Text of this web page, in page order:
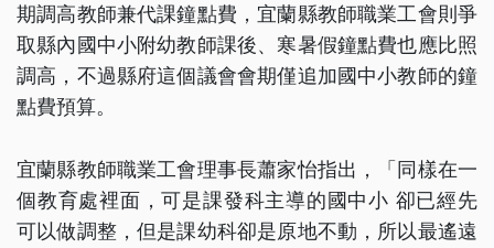
期調高教師兼代課鐘點費，宜蘭縣教師職業工會則爭
取縣內國中小附幼教師課後、寒暑假鐘點費也應比照
調高，不過縣府這個議會會期僅追加國中小教師的鐘
點費預算。
宜蘭縣教師職業工會理事長蕭家怡指出，「同樣在一
個教育處裡面，可是課發科主導的國中小 卻已經先
可以做調整，但是課幼科卻是原地不動，所以最遙遠